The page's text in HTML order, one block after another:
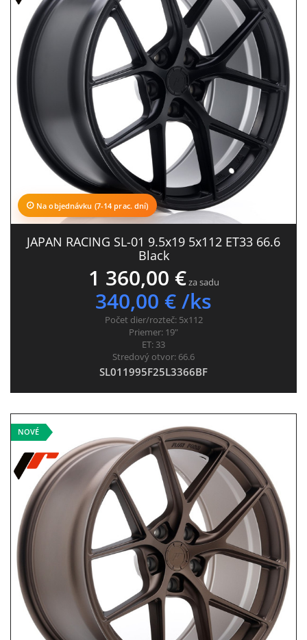
Na objednávku (7-14 prac. dní)
JAPAN RACING SL-01 9.5x19 5x112 ET33 66.6
Black
1 360,00 €za sadu
340,00 € /ks
Počet dier/rozteč: 5x112
Priemer: 19"
ET: 33
Stredový otvor: 66.6
SL011995F25L3366BF
NOVÉ